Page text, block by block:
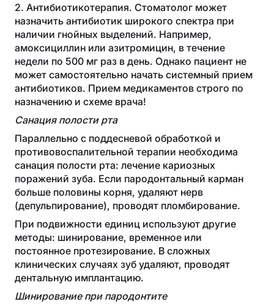
2. Антибиотикотерапия. Стоматолог может
назначить антибиотик широкого спектра при
наличии гнойных выделений. Например,
амоксициллин или азитромицин, в течение
недели по 500 мг раз в день. Однако пациент не
может самостоятельно начать системный прием
антибиотиков. Прием медикаментов строго по
назначению и схеме врача!
Санация полости рта
Параллельно с поддесневой обработкой и
противовоспалительной терапии необходима
санация полости рта: лечение кариозных
поражений зуба. Если пародонтальный карман
больше половины корня, удаляют нерв
(депульпирование), проводят пломбирование.
При подвижности единиц используют другие
методы: шинирование, временное или
постоянное протезирование. В сложных
клинических случаях зуб удаляют, проводят
дентальную имплантацию.
Шинирование при пародонтите